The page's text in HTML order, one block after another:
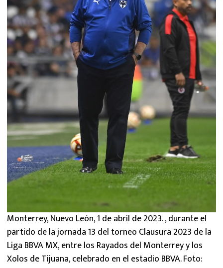
Monterrey, Nuevo León, 1 de abril de 2023. , durante el
partido de la jornada 13 del torneo Clausura 2023 de la
Liga BBVA MX, entre los Rayados del Monterrey y los
Xolos de Tijuana, celebrado en el estadio BBVA. Foto: